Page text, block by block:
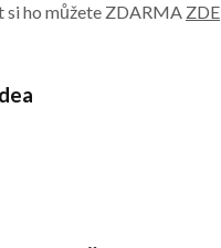
si ho můžete ZDARMA ZDE